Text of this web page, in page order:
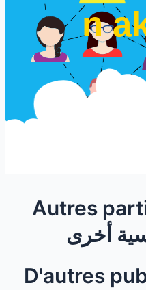
n
Autres
أخرى
D'autres